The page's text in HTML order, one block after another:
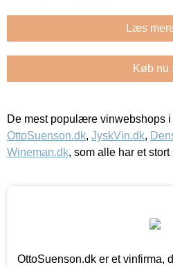
Læs
Køb nu
De mest populære vinwebshops
OttoSuenson.dk, JyskVin.dk,
Wineman.dk, som alle har et
OttoSuenson.dk er et vinfirma,